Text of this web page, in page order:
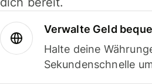
Verwalte Geld
Halte deine
Sekundenschnelle